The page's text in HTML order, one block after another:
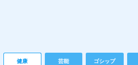
健康 芸能 ゴシップ